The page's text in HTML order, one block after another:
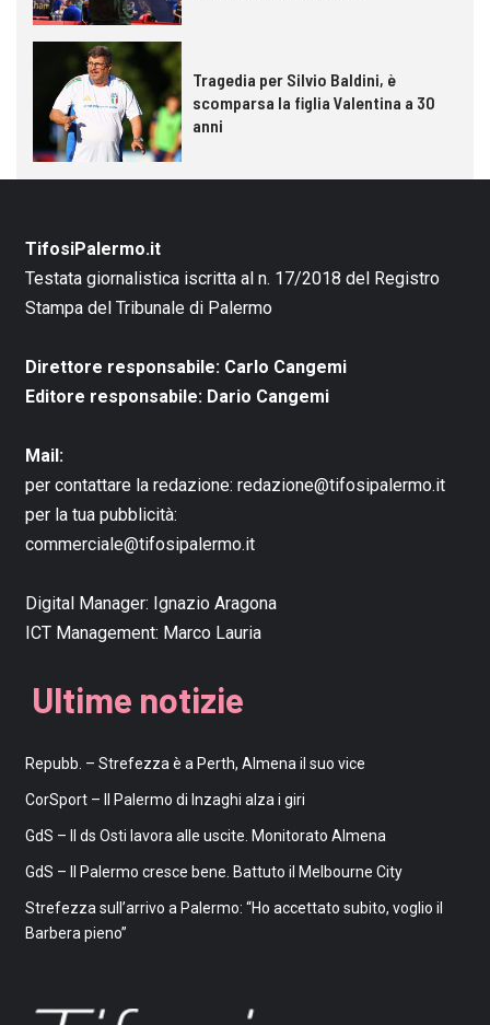
Tragedia per Silvio Baldini, è
scomparsa la figlia Valentina a 30
anni
TifosiPalermo.it
Testata giornalistica iscritta al n. 17/2018 del Registro
Stampa del Tribunale di Palermo
Direttore responsabile: Carlo Cangemi
Editore responsabile: Dario Cangemi
Mail:
per contattare la redazione: redazione@tifosipalermo.it
per la tua pubblicità:
commerciale@tifosipalermo.it
Digital Manager: Ignazio Aragona
ICT Management: Marco Lauria
Ultime notizie
Repubb. – Strefezza è a Perth, Almena il suo vice
CorSport – Il Palermo di Inzaghi alza i giri
GdS – Il ds Osti lavora alle uscite. Monitorato Almena
GdS – Il Palermo cresce bene. Battuto il Melbourne City
Strefezza sull’arrivo a Palermo: “Ho accettato subito, voglio il
Barbera pieno”